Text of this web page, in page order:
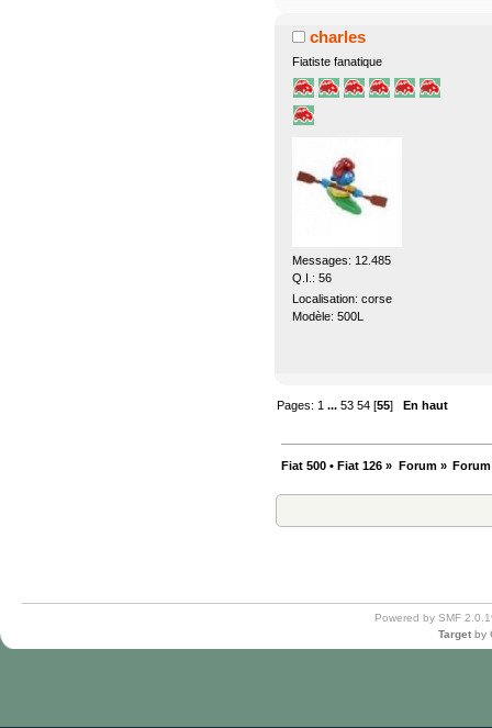
charles
Fiatiste fanatique
Messages: 12.485
Q.I.: 56
Localisation: corse
Modèle: 500L
Pages:1 ...53 54 [55] En haut
Fiat 500 • Fiat 126 » Forum»
Powered by SMF
Target by